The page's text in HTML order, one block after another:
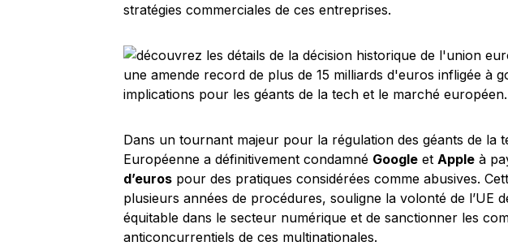
stratégies commerciales de ces entreprises.
Dans un tournant majeur pour la régulation des géants de la
Européenne a définitivement condamné Google et Apple à
d’euros pour des pratiques considérées comme abusives.
plusieurs années de procédures, souligne la volonté de l’UE
équitable dans le secteur numérique et de sanctionner les
anticoncurrentiels de ces multinationales.